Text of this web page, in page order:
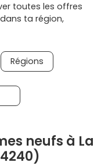
toutes les offres
ta région,
Régions
neufs à La